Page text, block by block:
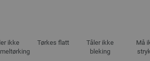
ikke
Tørkes flatt
Tåler ikke
bleking
Må